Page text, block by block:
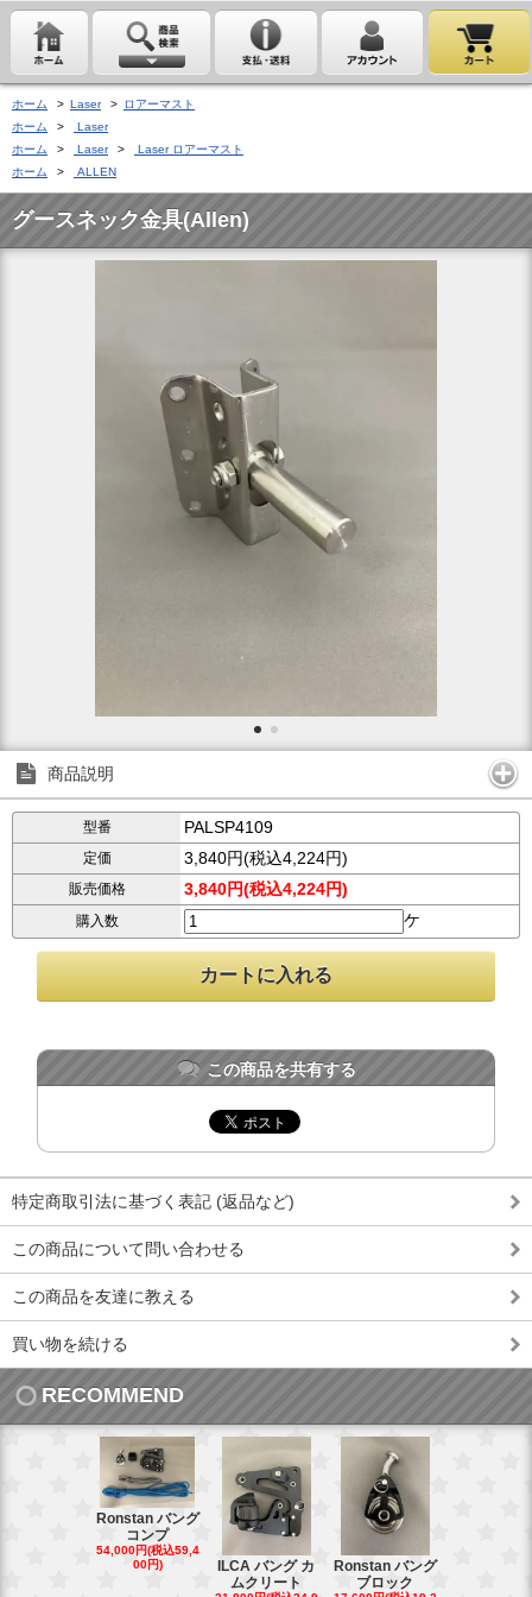
ホーム > Laser > ロアーマスト
ホーム
>
Laser
ホーム
> Laser >
Laser ロアーマスト
ホーム
> ALLEN
グースネック金具(Allen)
商品説明
型番 PALSP4109
定価 3,840円(税込4,224円)
販売価格 3,840円(税込4,224円)
購入数 ケ
この商品を共有する
特定商取引法に基づく表記 (返品など)
この商品について問い合わせる
この商品を友達に教える
買い物を続ける
RECOMMEND
Ronstan バング
コンプ
54,000円(税込59,4
00円)
ILCA バング カ
ムクリート
Ronstan バング
ブロック